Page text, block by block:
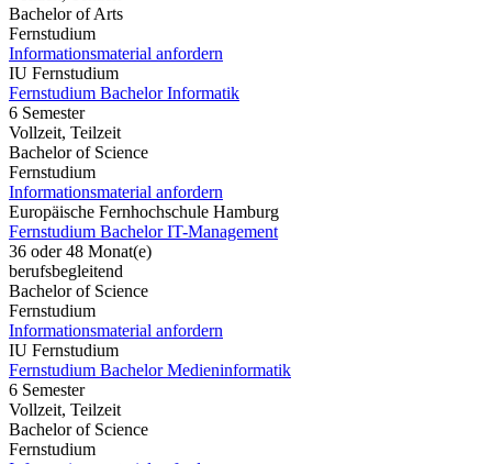
Bachelor of Arts
Fernstudium
Informationsmaterial anfordern
IU Fernstudium
Fernstudium Bachelor Informatik
6 Semester
Vollzeit, Teilzeit
Bachelor of Science
Fernstudium
Informationsmaterial anfordern
Europäische Fernhochschule Hamburg
Fernstudium Bachelor IT-Management
36 oder 48 Monat(e)
berufsbegleitend
Bachelor of Science
Fernstudium
Informationsmaterial anfordern
IU Fernstudium
Fernstudium Bachelor Medieninformatik
6 Semester
Vollzeit, Teilzeit
Bachelor of Science
Fernstudium